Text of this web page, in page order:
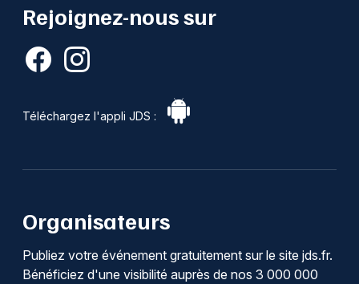
Rejoignez-nous sur
Téléchargez l'appli JDS :
Organisateurs
Publiez votre événement gratuitement sur le site jds.fr.
Bénéficiez d'une visibilité auprès de nos 3 000 000